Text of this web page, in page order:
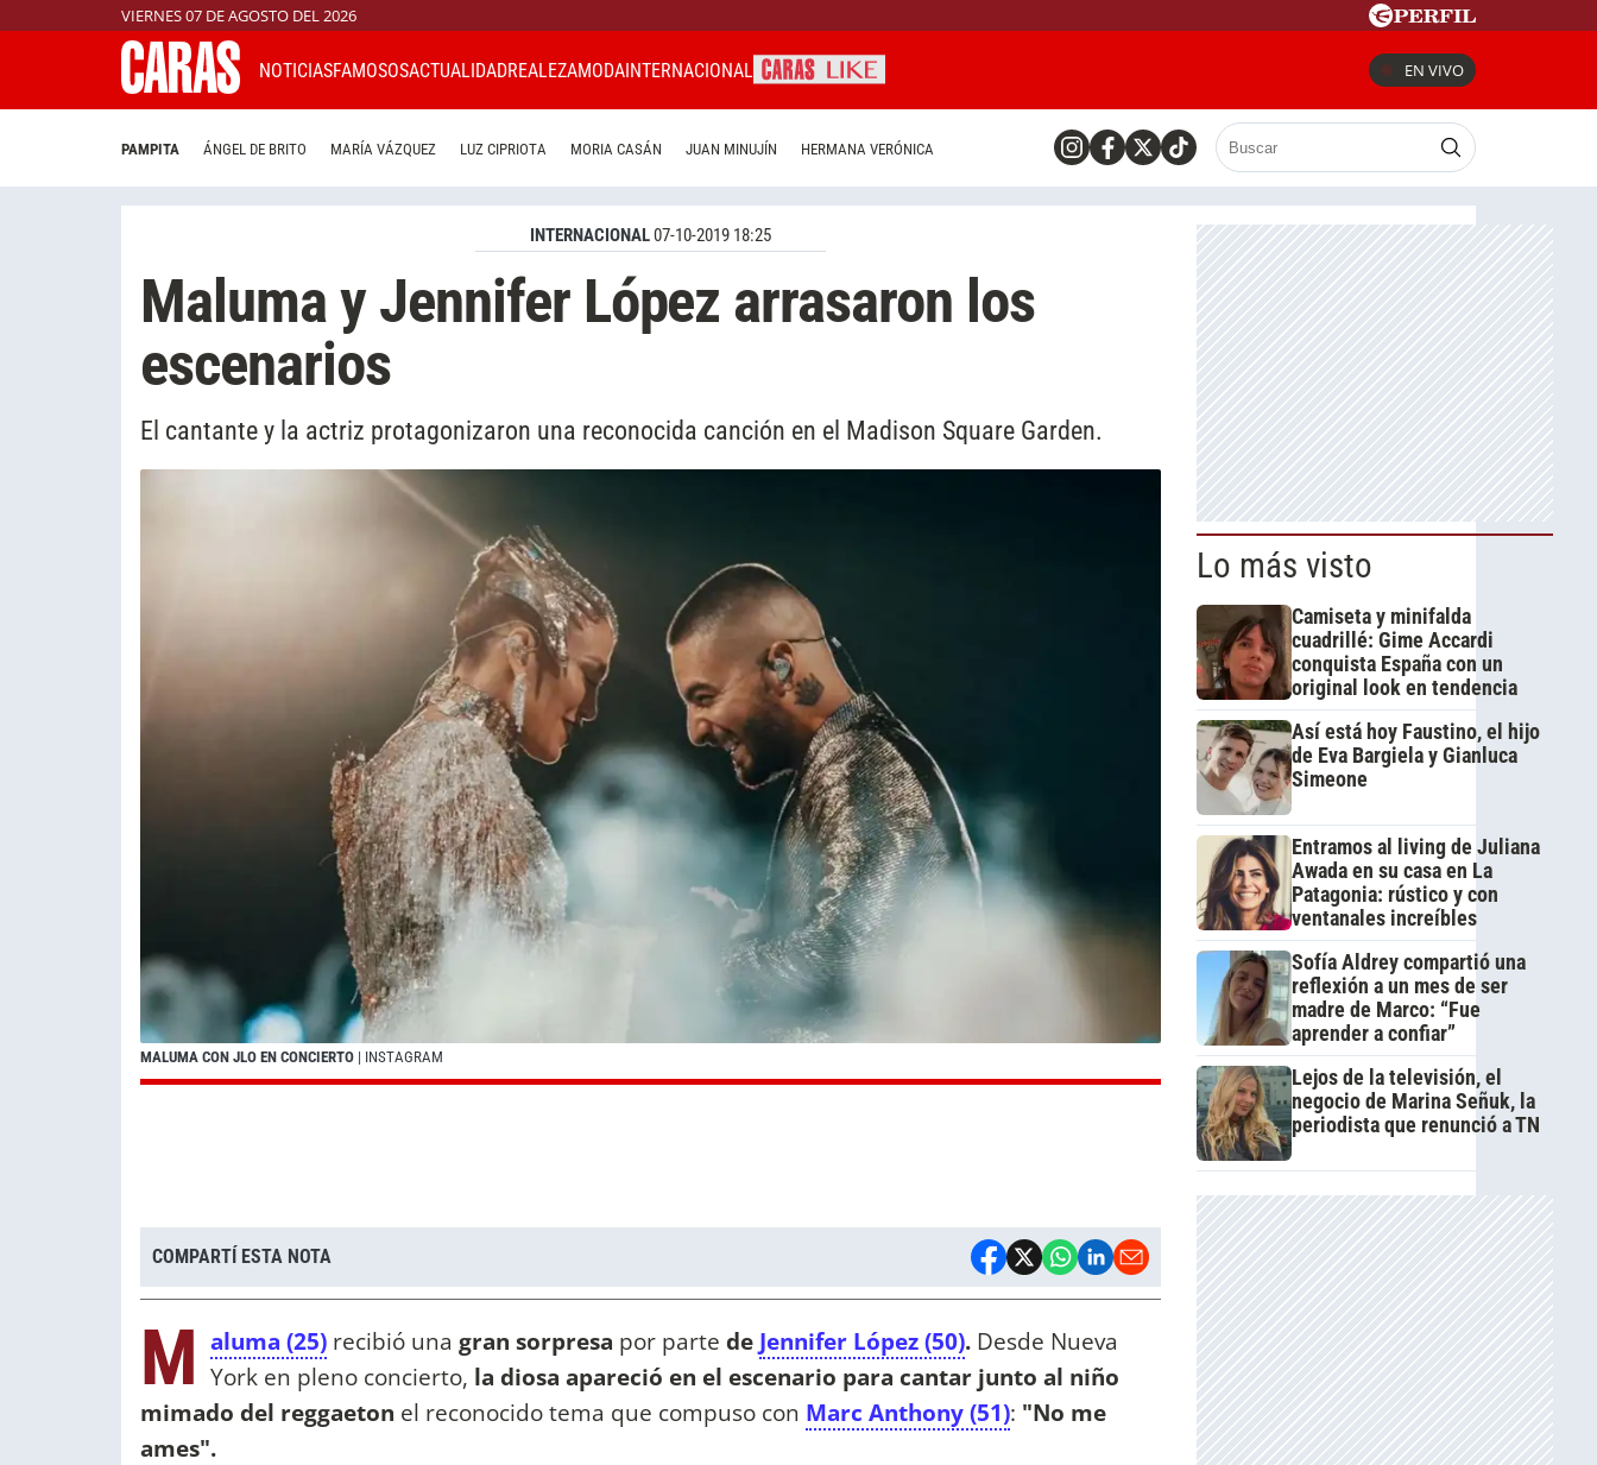
VIERNES 07 DE AGOSTO DEL 2026
NOTICIASFAMOSOSACTUALIDADREALEZAMODAINTERNACIONAL EN VIVO
PAMPITA ÁNGEL DE BRITO MARÍA VÁZQUEZ LUZ CIPRIOTA MORIA CASÁN JUAN MINUJÍN HERMANA VERÓNICA
INTERNACIONAL07-10-2019 18:25
Maluma y Jennifer López arrasaron los
escenarios
El cantante y la actriz protagonizaron una reconocida canción en el Madison Square Garden.
MALUMA CON JLO EN CONCIERTO | INSTAGRAM
COMPARTÍ ESTA NOTA
M aluma (25) recibió una gran sorpresa por parte de Jennifer López (50). Desde Nueva
York en pleno concierto, la diosa apareció en el escenario para cantar junto al niño
mimado del reggaeton el reconocido tema que compuso con Marc Anthony (51): "No me
ames".
Lo más visto
Camiseta y minifalda
cuadrillé: Gime Accardi
conquista España con un
original look en tendencia
Así está hoy Faustino, el hijo
de Eva Bargiela y Gianluca
Simeone
Entramos al living de Juliana
Awada en su casa en La
Patagonia: rústico y con
ventanales increíbles
Sofía Aldrey compartió una
reflexión a un mes de ser
madre de Marco: “Fue
aprender a confiar”
Lejos de la televisión, el
negocio de Marina Señuk, la
periodista que renunció a TN